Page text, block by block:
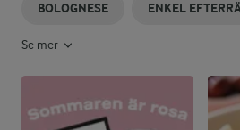
BOLOGNESE ENKEL
Se mer